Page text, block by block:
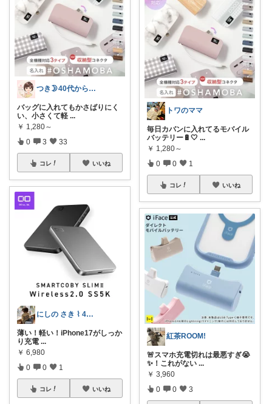
つき🌛40代からのラクして整う暮らし
バッグに入れてもかさばりにく
い、小さくて軽 ...
￥ 1,280～
0 3 33
コレ いいね
にしの さき ⌇ 4歳&2歳ママ
薄い！軽い！iPhone17がしっか
り充電 ...
￥ 6,980
0 0 1
コレ いいね
トワのママ
毎日カバンに入れてるモバイル
バッテリー🔋🤍 ...
￥ 1,280～
0 0 1
コレ いいね
紅茶ROOM!
🚨スマホ充電切れは最悪すぎ😭
✨！これがない ...
￥ 3,960
0 0 3